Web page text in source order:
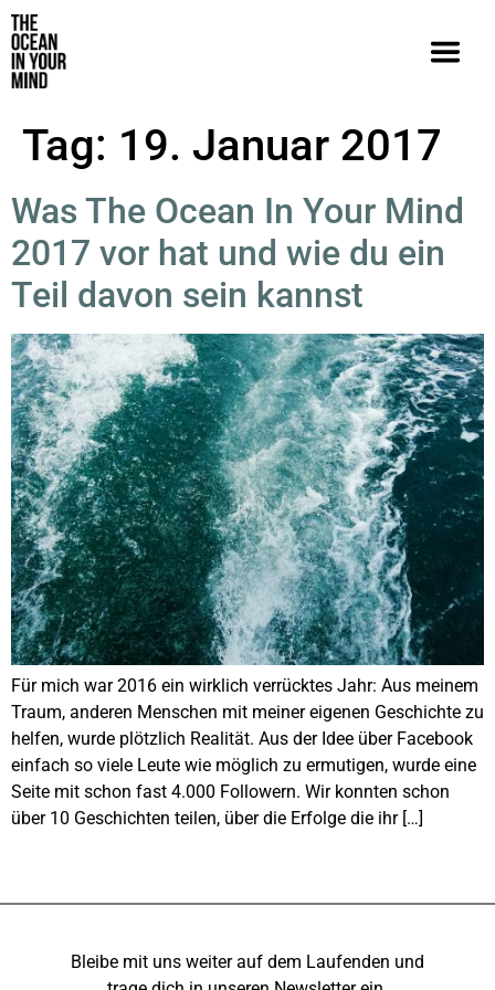
Tag: 19. Januar 2017
Was The Ocean In Your Mind
2017 vor hat und wie du ein
Teil davon sein kannst
Für mich war 2016 ein wirklich verrücktes Jahr: Aus meinem
Traum, anderen Menschen mit meiner eigenen Geschichte zu
helfen, wurde plötzlich Realität. Aus der Idee über Facebook
einfach so viele Leute wie möglich zu ermutigen, wurde eine
Seite mit schon fast 4.000 Followern. Wir konnten schon
über 10 Geschichten teilen, über die Erfolge die ihr […]
Bleibe mit uns weiter auf dem Laufenden und